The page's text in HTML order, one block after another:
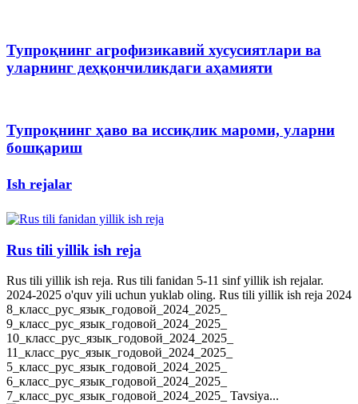
Тупроқнинг агрофизикавий хусусиятлари ва
уларнинг деҳқончиликдаги аҳамияти
Тупроқнинг ҳаво ва иссиқлик мароми, уларни
бошқариш
Ish rejalar
Rus tili yillik ish reja
Rus tili yillik ish reja. Rus tili fanidan 5-11 sinf yillik ish rejalar.
2024-2025 o'quv yili uchun yuklab oling. Rus tili yillik ish reja 2024
8_класс_рус_язык_годовой_2024_2025_
9_класс_рус_язык_годовой_2024_2025_
10_класс_рус_язык_годовой_2024_2025_
11_класс_рус_язык_годовой_2024_2025_
5_класс_рус_язык_годовой_2024_2025_
6_класс_рус_язык_годовой_2024_2025_
7_класс_рус_язык_годовой_2024_2025_ Tavsiya...